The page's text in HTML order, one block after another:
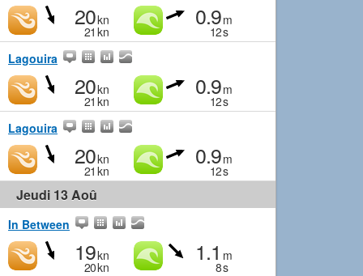
20kn
21 kn
0.9m
12s
Lagouira
20kn
21 kn
0.9m
12s
Lagouira
20kn
21 kn
0.9m
12s
Jeudi 13 Aoû
In Between
19kn
20kn
1.1 m
8s